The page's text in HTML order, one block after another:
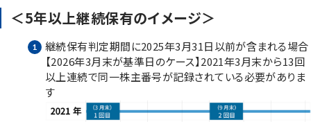
＜5年以上継続保有のイメージ＞
継続保有判定期間に2025年3月31日以前が含まれる場合
【2026年3月末が基準日のケース】2021年3月末から13回
以上連続で同一株主番号が記録されている必要がありま
す